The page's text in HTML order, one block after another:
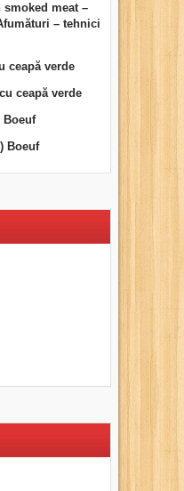
smoked meat –
– tehnici
ceapă verde
ceapă verde
Boeuf
Boeuf